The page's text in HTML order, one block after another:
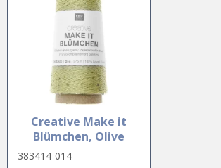
Creative Make it
Blümchen, Olive
383414-014